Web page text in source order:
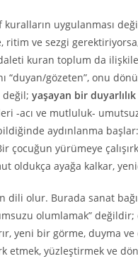
uygulanması
ritim ve sezgi
kuran toplum da
“duyan/gözeten”, onu
değil; yaşayan bir duyarlılık
-acı ve mutluluk-
aydınlanma
çocuğun yürümeye
oldukça ayağa kalkar,
dili olur. Burada sanat
olumlamak”
yeni bir görme, duyma
etmek, yüzleştirmek ve